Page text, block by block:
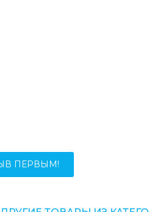
ПЕРВЫМ!